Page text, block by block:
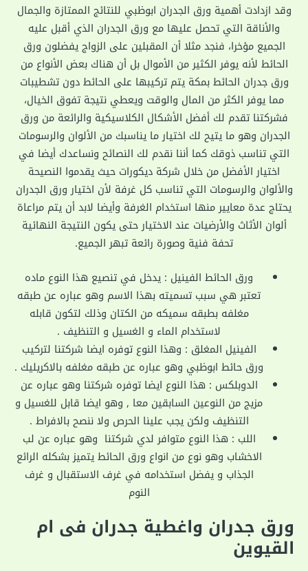
وقد ازدادت أهمية ورق الجدران ابوظبي للنتائج الممتازة والجمال
والأناقة التي تحصل عليها مع ورق الجدران الذي أقبل عليه
الجميع مؤخرا، فنجد مثلا أن المقبلين على الزواج يفضلون ورق
الحائط لأنه يوفر الكثير من الأموال بل أن هناك بعض الأنواع من
ورق جدران الحائط بمكة يتم تركيبها على الحائط دون تشطيبات
مما يوفر الكثر من المال والوقت ويعطي نتيجة تفوق الخيال،
فشركتنا تقدم لك أفضل الأشكال الكلاسيكية والرائعة من ورق
الجدران وهو ما يتيح لك اختيار ما يناسبك من الألوان والرسومات
التي تناسب ذوقك كما أننا نقدم لك النصائح ونساعدك أيضا في
اختيار الأفضل من خلال شركة ديكورات حيث يقدموا النصيحة
والألوان والرسومات التي تناسب كل غرفة لأن اختيار ورق الجدران
يحتاج عدة معايير منها استخدام الغرفة وأيضا لابد أن يتم مراعاة
ألوان الأثاث والأرضيات عند الاختيار حتى يكون النتيجة النهائية
تحفة فنية وصورة رائعة تبهر الجميع.
ورق الحائط الفينيل : يدخل في تنصيع هذا النوع ماده
تعتبر هي سبب تسميته بهذا الاسم وهو عباره عن طبقه
مغلفه بطبقه سميكه من الكتان وذلك لتكون قابله
لاستخدام الماء و الغسيل و التنظيف .
الفينيل المغلق : وهذا النوع توفره ايضا شركتنا لتركيب
ورق حائط ابوظبي وهو عباره عن طبقه مغلفه بالاكريليك .
الدوبلكس : هذا النوع ايضا توفره شركتنا وهو عباره عن
مزيج من النوعين السابقين معا , وهو ايضا قابل للغسيل و
التنظيف ولكن يجب علينا الحرص ولا ننصح بالافراط .
اللب : هذا النوع متوافر لدي شركتنا وهو عباره عن لب
الاخشاب وهو نوع من انواع ورق الحائط يتميز بشكله الرائع
الجذاب و يفضل استخدامه في غرف الاستقبال و غرف
النوم
ورق جدران واغطية جدران فى ام
القيوين